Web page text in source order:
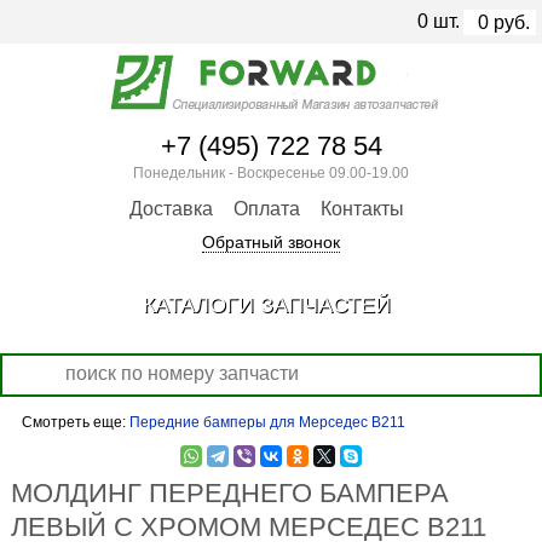
Смотреть еще: Передние бамперы для Мерседес В211
МОЛДИНГ ПЕРЕДНЕГО БАМПЕРА
ЛЕВЫЙ С ХРОМОМ МЕРСЕДЕС В211
+7 (495) 722 78 54
Понедельник - Воскресенье 09.00-19.00
Доставка Оплата Контакты
Обратный звонок
0 шт. 0 руб.
КАТАЛОГИ ЗАПЧАСТЕЙ